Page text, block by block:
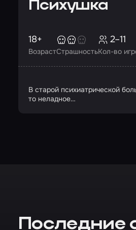
Психушка
Возраст
18+
СтрашностьКол-во
2–11
В старой психиатрической
то неладное…
Последние